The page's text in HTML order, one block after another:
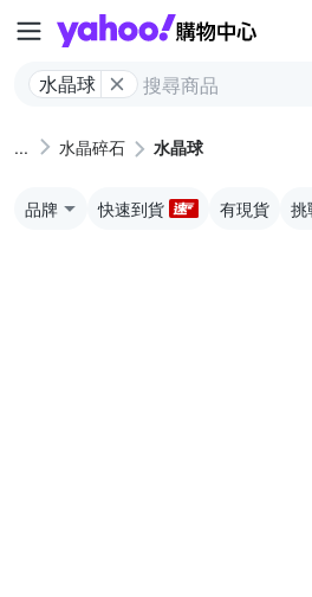
水晶球
水晶碎石 水晶球
品牌 快速到貨 有現貨 挑